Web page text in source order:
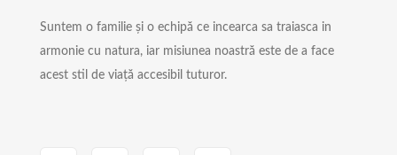
Suntem o familie și o echipă ce incearca sa traiasca in
armonie cu natura, iar misiunea noastră este de a face
acest stil de viață accesibil tuturor.